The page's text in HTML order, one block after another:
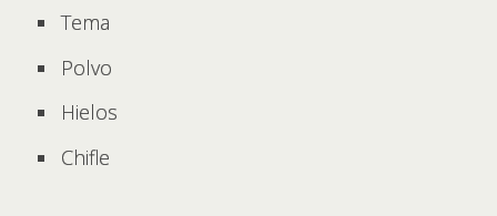
Tema
Polvo
Hielos
Chifle